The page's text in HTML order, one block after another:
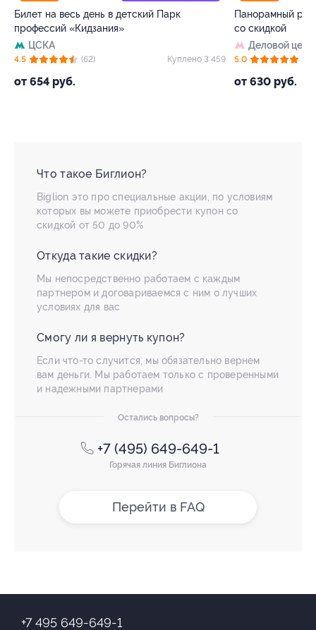
Билет на весь день в детский Парк
профессий «Кидзания»
ЦСКА
от 654 руб.
4.5 (62) Куплено 3 459
Панорамный
со скидкой
Деловой
от 630 руб.
5.0
Что такое Биглион?
Biglion это про специальные акции, по условиям
которых вы можете приобрести купон со
скидкой от 50 до 90%
Откуда такие скидки?
Мы непосредственно работаем с каждым
партнером и договариваемся с ним о лучших
условиях для вас
Смогу ли я вернуть купон?
Если что-то случится, мы обязательно вернем
вам деньги. Мы работаем только с проверенными
и надежными партнерами
Остались вопросы?
+7 (495) 649-649-1
Горячая линия Биглиона
Перейти в FAQ
+7 495 649-649-1